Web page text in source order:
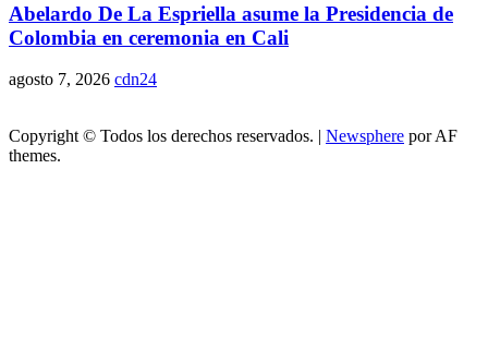
Abelardo De La Espriella asume la Presidencia de
Colombia en ceremonia en Cali
agosto 7, 2026 cdn24
Copyright © Todos los derechos reservados. | Newsphere por AF
themes.